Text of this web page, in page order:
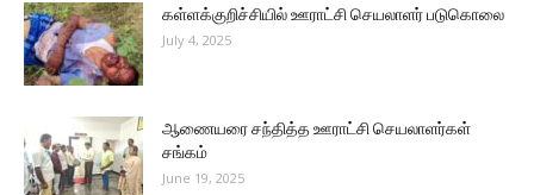
கள்ளக்குறிச்சியில் ஊராட்சி செயலாளர் படுகொலை
July 4, 2025
ஆணையரை சந்தித்த ஊராட்சி செயலாளர்கள்
சங்கம்
June 19, 2025